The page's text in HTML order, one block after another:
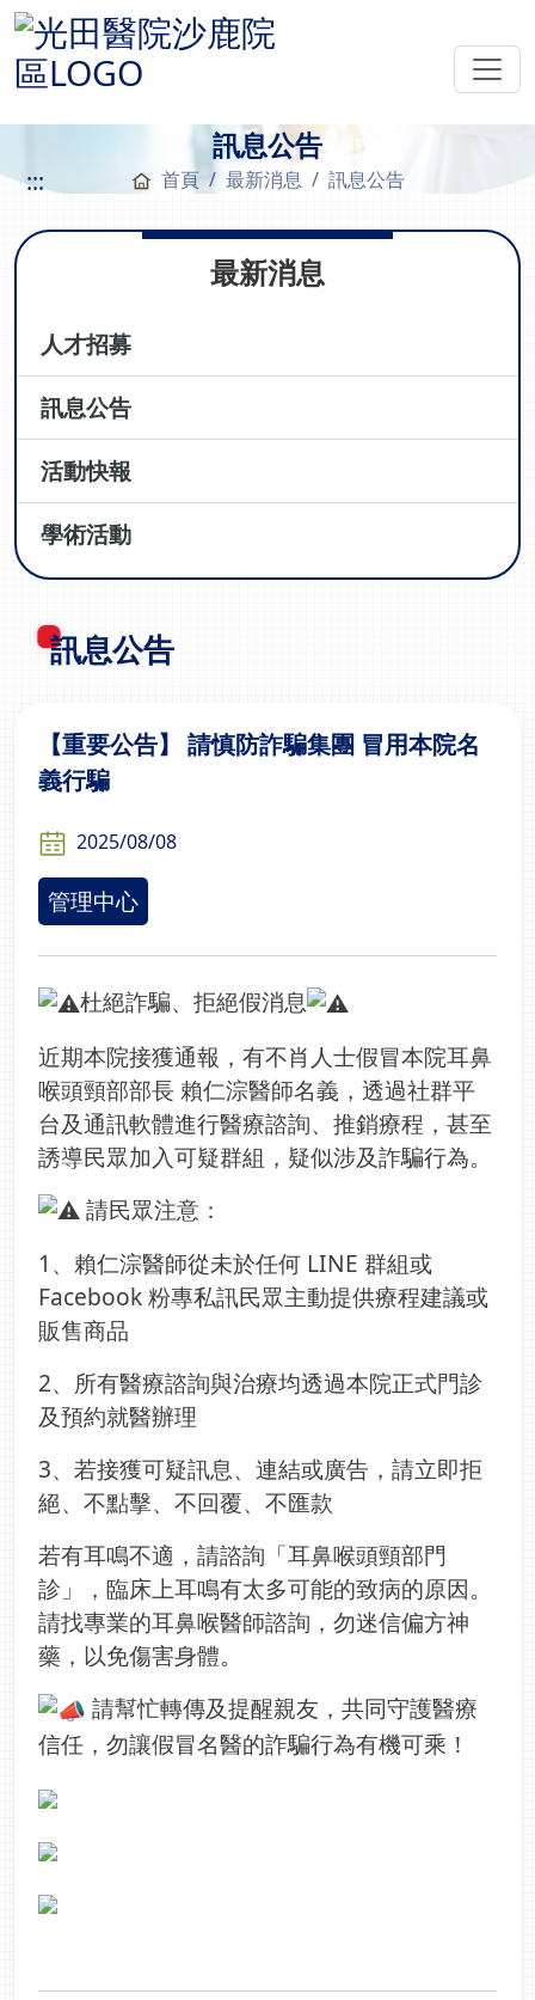
訊息公告
::: 首頁 最新消息 訊息公告
最新消息
人才招募
訊息公告
活動快報
學術活動
訊息公告
【重要公告】 請慎防詐騙集團 冒用本院名
義行騙
2025/08/08
管理中心
杜絕詐騙、拒絕假消息
近期本院接獲通報，有不肖人士假冒本院耳鼻
喉頭頸部部長 賴仁淙醫師名義，透過社群平
台及通訊軟體進行醫療諮詢、推銷療程，甚至
誘導民眾加入可疑群組，疑似涉及詐騙行為。
請民眾注意：
1、賴仁淙醫師從未於任何 LINE 群組或
Facebook 粉專私訊民眾主動提供療程建議或
販售商品
2、所有醫療諮詢與治療均透過本院正式門診
及預約就醫辦理
3、若接獲可疑訊息、連結或廣告，請立即拒
絕、不點擊、不回覆、不匯款
若有耳鳴不適，請諮詢「耳鼻喉頭頸部門
診」，臨床上耳鳴有太多可能的致病的原因。
請找專業的耳鼻喉醫師諮詢，勿迷信偏方神
藥，以免傷害身體。
請幫忙轉傳及提醒親友，共同守護醫療
信任，勿讓假冒名醫的詐騙行為有機可乘！